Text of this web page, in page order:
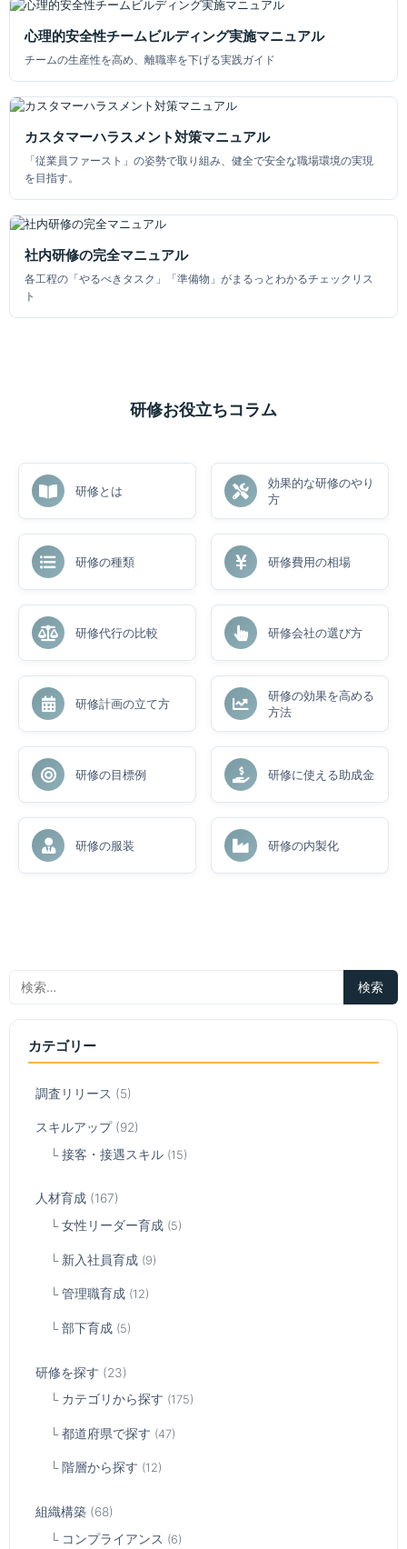
心理的安全性チームビルディング実施マニュアル
チームの生産性を高め、離職率を下げる実践ガイド
カスタマーハラスメント対策マニュアル
「従業員ファースト」の姿勢で取り組み、健全で安全な職場環境の実現
を目指す。
社内研修の完全マニュアル
各工程の「やるべきタスク」「準備物」がまるっとわかるチェックリス
ト
研修お役立ちコラム
研修とは
効果的な研修のやり
方
研修の種類 研修費用の相場
研修代行の比較 研修会社の選び方
研修計画の立て方
研修の効果を高める
方法
研修の目標例 研修に使える助成金
研修の服装 研修の内製化
カテゴリー
調査リリース (5)
スキルアップ(92)
接客・接遇スキル (15)
人材育成 (167)
女性リーダー育成 (5)
新入社員育成 (9)
管理職育成 (12)
部下育成 (5)
研修を探す (23)
カテゴリから探す (175)
都道府県で探す (47)
階層から探す (12)
組織構築 (68)
コンプライアンス (6)